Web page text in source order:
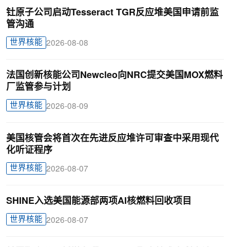
钍原子公司启动Tesseract TGR反应堆美国申请前监
管沟通
世界核能 2026-08-08
法国创新核能公司Newcleo向NRC提交美国MOX燃料
厂监管参与计划
世界核能 2026-08-09
美国核管会将首次在先进反应堆许可审查中采用现代
化听证程序
世界核能 2026-08-07
SHINE入选美国能源部两项AI核燃料回收项目
世界核能 2026-08-07